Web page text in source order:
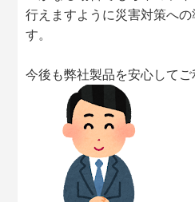
行えますように災害対策へ
す。
今後も弊社製品を安心してご